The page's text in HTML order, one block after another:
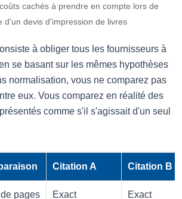
cachés à prendre en compte lors de
d'un devis d'impression de livres
à obliger tous les fournisseurs à
se basant sur les mêmes hypothèses
normalisation, vous ne comparez pas
eux. Vous comparez en réalité des
comme s'il s'agissait d'un seul
Citation A Citation B
pages Exact Exact